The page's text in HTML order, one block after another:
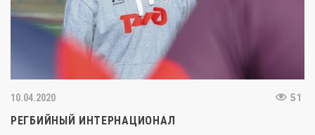
10.04.2020 51
РЕГБИЙНЫЙ ИНТЕРНАЦИОНАЛ